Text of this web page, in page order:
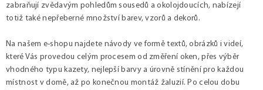
zabraňují zvědavým pohledům sousedů a okolojdoucích, nabízejí
totiž také nepřeberné množství barev, vzorů a dekorů.
Na našem e-shopu najdete návody ve formě textů, obrázků i videí,
které Vás provedou celým procesem od změření oken, přes výběr
vhodného typu kazety, nejlepší barvy a úrovně stínění pro každou
místnost v domě, až po konečnou montáž žaluzií. Po celou dobu